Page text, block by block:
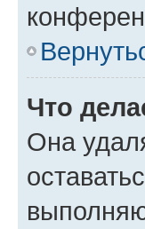
Что
Она